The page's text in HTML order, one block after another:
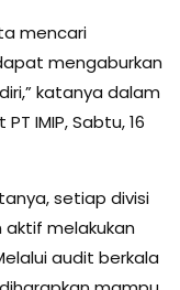
mencari
mengaburkan
katanya dalam
IMIP, Sabtu, 16
setiap divisi
aktif melakukan
audit berkala